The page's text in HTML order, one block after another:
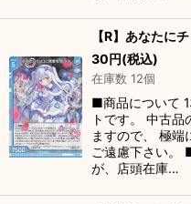
【R】あなた
30円(税込)
在庫数 12個
■商品について
トです。 中古
ますので、 極端
ご遠慮下さい。
が、店頭在庫…